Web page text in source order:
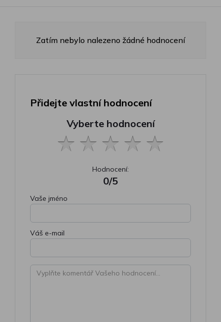
Zatím nebylo nalezeno žádné hodnocení
Přidejte vlastní hodnocení
Vyberte hodnocení
Hodnocení:
0/5
Vaše jméno
Váš e-mail